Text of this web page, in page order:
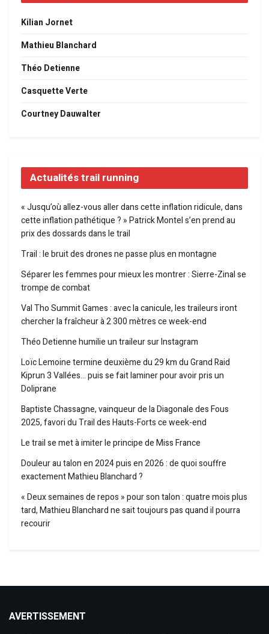
Kilian Jornet
Mathieu Blanchard
Théo Detienne
Casquette Verte
Courtney Dauwalter
Actualités trail running
« Jusqu’où allez-vous aller dans cette inflation ridicule, dans
cette inflation pathétique ? » Patrick Montel s’en prend au
prix des dossards dans le trail
Trail : le bruit des drones ne passe plus en montagne
Séparer les femmes pour mieux les montrer : Sierre-Zinal se
trompe de combat
Val Tho Summit Games : avec la canicule, les traileurs iront
chercher la fraîcheur à 2 300 mètres ce week-end
Théo Detienne humilie un traileur sur Instagram
Loïc Lemoine termine deuxième du 29 km du Grand Raid
Kiprun 3 Vallées… puis se fait laminer pour avoir pris un
Doliprane
Baptiste Chassagne, vainqueur de la Diagonale des Fous
2025, favori du Trail des Hauts-Forts ce week-end
Le trail se met à imiter le principe de Miss France
Douleur au talon en 2024 puis en 2026 : de quoi souffre
exactement Mathieu Blanchard ?
« Deux semaines de repos » pour son talon : quatre mois plus
tard, Mathieu Blanchard ne sait toujours pas quand il pourra
recourir
AVERTISSEMENT